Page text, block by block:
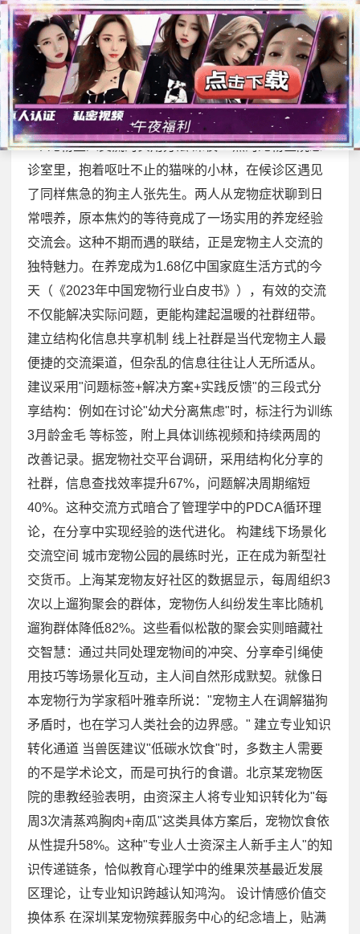
展开菜单
首页 >同城交友专题
5个宠物主人交流的实用方法
2025-12-11 / 303 次浏览 同城交友专题
5个宠物主人交流的实用方法 深夜11点的宠物医院急
诊室里，抱着呕吐不止的猫咪的小林，在候诊区遇见
了同样焦急的狗主人张先生。两人从宠物症状聊到日
常喂养，原本焦灼的等待竟成了一场实用的养宠经验
交流会。这种不期而遇的联结，正是宠物主人交流的
独特魅力。在养宠成为1.68亿中国家庭生活方式的今
天（《2023年中国宠物行业白皮书》），有效的交流
不仅能解决实际问题，更能构建起温暖的社群纽带。
建立结构化信息共享机制 线上社群是当代宠物主人最
便捷的交流渠道，但杂乱的信息往往让人无所适从。
建议采用"问题标签+解决方案+实践反馈"的三段式分
享结构：例如在讨论"幼犬分离焦虑"时，标注行为训练
3月龄金毛 等标签，附上具体训练视频和持续两周的
改善记录。据宠物社交平台调研，采用结构化分享的
社群，信息查找效率提升67%，问题解决周期缩短
40%。这种交流方式暗合了管理学中的PDCA循环理
论，在分享中实现经验的迭代进化。 构建线下场景化
交流空间 城市宠物公园的晨练时光，正在成为新型社
交货币。上海某宠物友好社区的数据显示，每周组织3
次以上遛狗聚会的群体，宠物伤人纠纷发生率比随机
遛狗群体降低82%。这些看似松散的聚会实则暗藏社
交智慧：通过共同处理宠物间的冲突、分享牵引绳使
用技巧等场景化互动，主人间自然形成默契。就像日
本宠物行为学家稻叶雅幸所说："宠物主人在调解猫狗
矛盾时，也在学习人类社会的边界感。" 建立专业知识
转化通道 当兽医建议"低碳水饮食"时，多数主人需要
的不是学术论文，而是可执行的食谱。北京某宠物医
院的患教经验表明，由资深主人将专业知识转化为"每
周3次清蒸鸡胸肉+南瓜"这类具体方案后，宠物饮食依
从性提升58%。这种"专业人士资深主人新手主人"的知
识传递链条，恰似教育心理学中的维果茨基最近发展
区理论，让专业知识跨越认知鸿沟。 设计情感价值交
换体系 在深圳某宠物殡葬服务中心的纪念墙上，贴满